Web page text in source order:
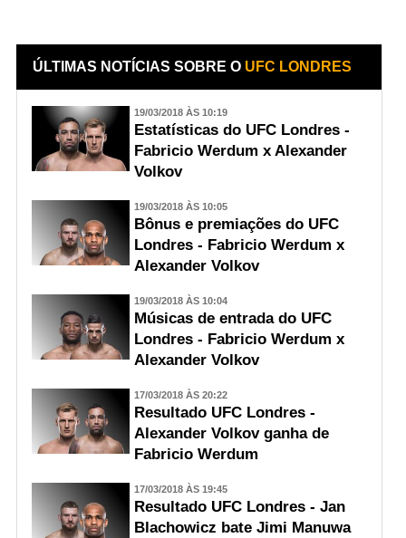
ÚLTIMAS NOTÍCIAS SOBRE O UFC LONDRES
19/03/2018 ÀS 10:19
Estatísticas do UFC Londres -
Fabricio Werdum x Alexander
Volkov
19/03/2018 ÀS 10:05
Bônus e premiações do UFC
Londres - Fabricio Werdum x
Alexander Volkov
19/03/2018 ÀS 10:04
Músicas de entrada do UFC
Londres - Fabricio Werdum x
Alexander Volkov
17/03/2018 ÀS 20:22
Resultado UFC Londres -
Alexander Volkov ganha de
Fabricio Werdum
17/03/2018 ÀS 19:45
Resultado UFC Londres - Jan
Blachowicz bate Jimi Manuwa